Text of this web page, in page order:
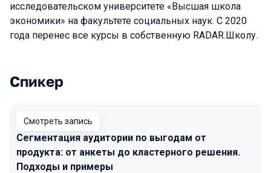
исследовательском университете «Высшая школа
экономики» на факультете социальных наук. С 2020
года перенес все курсы в собственную RADAR.Школу.
Выступления в сезоне 2025
Спикер
Смотреть запись
Сегментация аудитории по выгодам от
продукта: от анкеты до кластерного решения.
Подходы и примеры